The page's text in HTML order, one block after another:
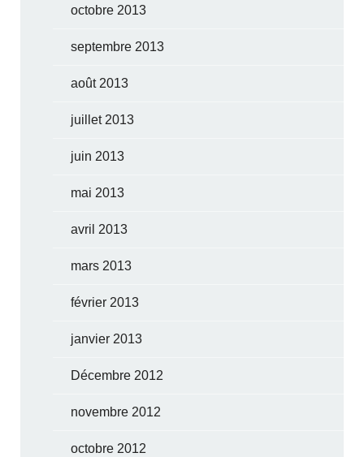
octobre 2013
septembre 2013
août 2013
juillet 2013
juin 2013
mai 2013
avril 2013
mars 2013
février 2013
janvier 2013
Décembre 2012
novembre 2012
octobre 2012